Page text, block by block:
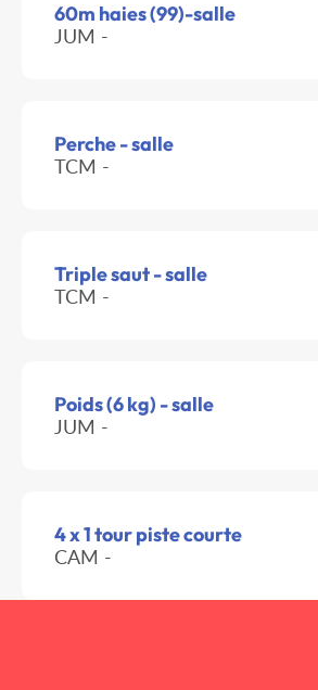
60m haies (99)-salle
JUM -
Perche - salle
TCM -
Triple saut - salle
TCM -
Poids (6 kg) - salle
JUM -
4 x 1 tour piste courte
CAM -